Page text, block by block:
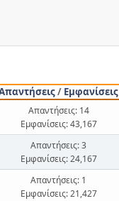
/ Εμφανίσεις
Απαντήσεις: 14
Εμφανίσεις: 43,167
Απαντήσεις: 3
Εμφανίσεις: 24,167
Απαντήσεις: 1
Εμφανίσεις: 21,427